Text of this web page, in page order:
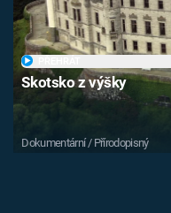
Skotsko z výšky
Dokumentární / Přírodopisný